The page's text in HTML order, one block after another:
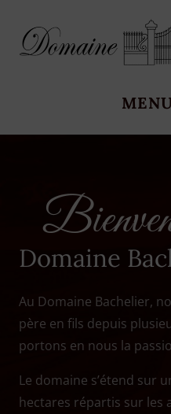
Domaine
Au Domaine Bachelier,
père en fils depuis
portons en nous la
Le domaine s’étend sur
hectares répartis sur les